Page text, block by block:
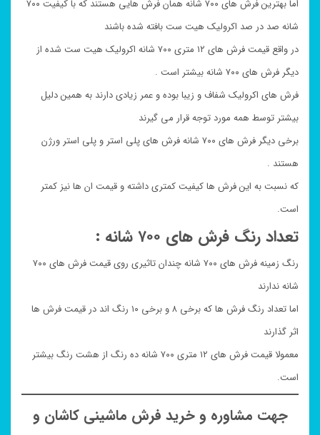
اما بهترین فرش های ۷۰۰ شانه همان فرش هایی هستند که با کیفیت ۷۰۰
شانه صد در صد اکرولیک هیت ست بافته شده باشند
در واقع قیمت فرش های ۱۲ متری ۷۰۰ شانه اکرولیک هیت ست شده از
دیگر فرش های ۷۰۰ شانه بیشتر است .
فرش های اکرولیک شفاف و زیبا بوده و عمر زیادی دارند به همین دلیل
بیشتر توسط همه مورد توجه قرار می گیرند
برخی دیگر فرش های ۷۰۰ شانه فرش های پلی استر و پلی استر ورژن
هستند .
که نسبت به این فرش ها کیفیت کمتری داشته و قیمت ان ها نیز کمتر
است.
تعداد رنگ فرش های ۷۰۰ شانه :
رنگ زمینه فرش های ۷۰۰ شانه چندان تاثیری روی قیمت فرش های ۷۰۰
شانه ندارند
اما تعداد رنگ فرش ها که برخی ۸ و برخی ۱۰ رنگ اند در قیمت فرش ها
اثر گذارند
معمولا قیمت فرش های ۱۲ متری ۷۰۰ شانه ده رنگ از هشت رنگ بیشتر
است.
جهت مشاوره و خرید فرش ماشینی کاشان و